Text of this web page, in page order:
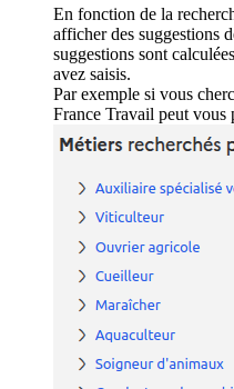
En fonction de la
afficher des suggestions
suggestions sont
avez saisis.
Par exemple si vous
France Travail peut vous